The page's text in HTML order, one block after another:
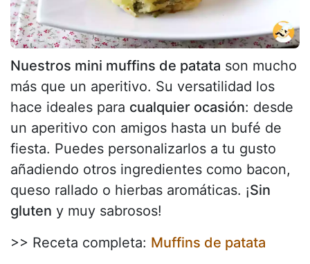
Nuestros mini muffins de patata son mucho
más que un aperitivo. Su versatilidad los
hace ideales para cualquier ocasión: desde
un aperitivo con amigos hasta un bufé de
fiesta. Puedes personalizarlos a tu gusto
añadiendo otros ingredientes como bacon,
queso rallado o hierbas aromáticas. ¡Sin
gluten y muy sabrosos!
>> Receta completa: Muffins de patata